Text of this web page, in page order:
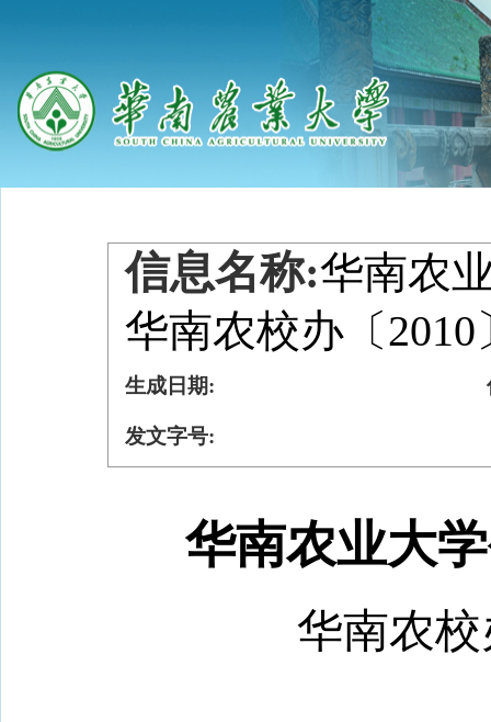
信息名称:华南农
华南农校办〔2010
生成日期:
发文字号:
华南农业大
华南农